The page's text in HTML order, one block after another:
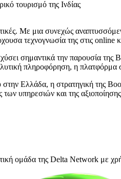
Με μια συνεχώς
τεχνογνωσία της στις online
σημαντικά την παρουσία της
πληροφόρηση, η πλατφόρμα
στην Ελλάδα, η στρατηγική της
των υπηρεσιών και της
ομάδα της Delta Network με